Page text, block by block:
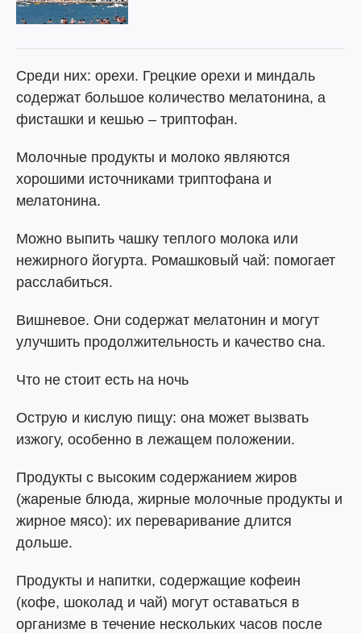
Среди них: орехи. Грецкие орехи и миндаль
содержат большое количество мелатонина, а
фисташки и кешью – триптофан.
Молочные продукты и молоко являются
хорошими источниками триптофана и
мелатонина.
Можно выпить чашку теплого молока или
нежирного йогурта. Ромашковый чай: помогает
расслабиться.
Вишневое. Они содержат мелатонин и могут
улучшить продолжительность и качество сна.
Что не стоит есть на ночь
Острую и кислую пищу: она может вызвать
изжогу, особенно в лежащем положении.
Продукты с высоким содержанием жиров
(жареные блюда, жирные молочные продукты и
жирное мясо): их переваривание длится
дольше.
Продукты и напитки, содержащие кофеин
(кофе, шоколад и чай) могут оставаться в
организме в течение нескольких часов после